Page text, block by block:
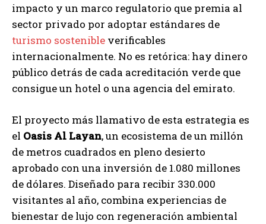
impacto y un marco regulatorio que premia al
sector privado por adoptar estándares de
turismo sostenible verificables
internacionalmente. No es retórica: hay dinero
público detrás de cada acreditación verde que
consigue un hotel o una agencia del emirato.
El proyecto más llamativo de esta estrategia es
el Oasis Al Layan, un ecosistema de un millón
de metros cuadrados en pleno desierto
aprobado con una inversión de 1.080 millones
de dólares. Diseñado para recibir 330.000
visitantes al año, combina experiencias de
bienestar de lujo con regeneración ambiental